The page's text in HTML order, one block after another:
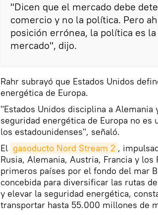
"Dicen que el mercado debe
comercio y no la política. Pero
posición errónea, la política es
mercado", dijo.
Rahr subrayó que Estados Unidos
energética de Europa.
"Estados Unidos disciplina a
seguridad energética de Europa no es
los estadounidenses", señaló.
El gasoducto Nord Stream 2 ,
Rusia, Alemania, Austria, Francia y
primeros países por el fondo del mar
concebida para diversificar las rutas
y elevar la seguridad energética,
transportar hasta 55.000 millones de